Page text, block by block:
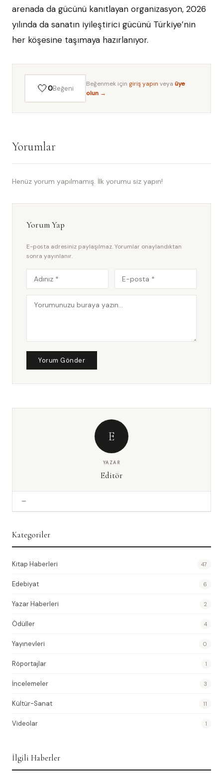
arenada da gücünü kanıtlayan organizasyon, 2026
yılında da sanatın iyileştirici gücünü Türkiye’nin
her köşesine taşımaya hazırlanıyor.
🤍0Beğeni
Beğenmek için giriş yapın veya üye
olun →
Yorumlar
Henüz yorum yapılmamış. İlk yorumu siz yapın!
Yorum Yap
E-posta adresiniz paylaşılmaz. Yorumlar onaylandıktan
sonra yayınlanır.
Yorum Gönder
E
YAZAR
Editör
—
Kategoriler
Kitap Haberleri 47
Edebiyat 6
Yazar Haberleri 2
Ödüller 4
Yayınevleri 0
Röportajlar 1
İncelemeler 3
Kültür-Sanat 11
Videolar 1
İlgili Haberler